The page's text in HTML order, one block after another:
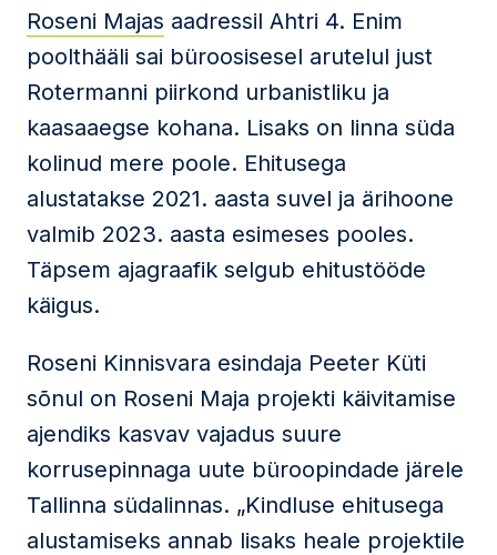
Roseni Majas aadressil Ahtri 4. Enim
poolthääli sai büroosisesel arutelul just
Rotermanni piirkond urbanistliku ja
kaasaaegse kohana. Lisaks on linna süda
kolinud mere poole. Ehitusega
alustatakse 2021. aasta suvel ja ärihoone
valmib 2023. aasta esimeses pooles.
Täpsem ajagraafik selgub ehitustööde
käigus.
Roseni Kinnisvara esindaja Peeter Küti
sõnul on Roseni Maja projekti käivitamise
ajendiks kasvav vajadus suure
korrusepinnaga uute büroopindade järele
Tallinna südalinnas. „Kindluse ehitusega
alustamiseks annab lisaks heale projektile